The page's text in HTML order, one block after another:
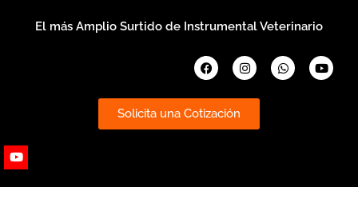
El más Amplio Surtido de Instrumental Veterinario
FacebookInstagramWhatsapp
Solicita una Cotización
Youtube